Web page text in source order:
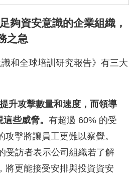
夠資安意識的企業組織，
之急
和全球培訓研究報告》有三大
提升攻擊數量和速度，而領導
些威脅。 有超過 60% 的受
擊將讓員工更難以察覺。
受訪者表示公司組織若了解
將更能接受安排與投資資安